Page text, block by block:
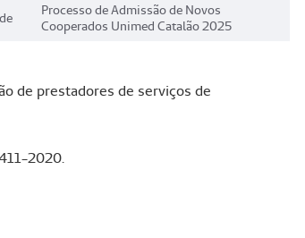
Processo de Admissão de Novos
Cooperados Unimed Catalão 2025
de prestadores de serviços de
2020.